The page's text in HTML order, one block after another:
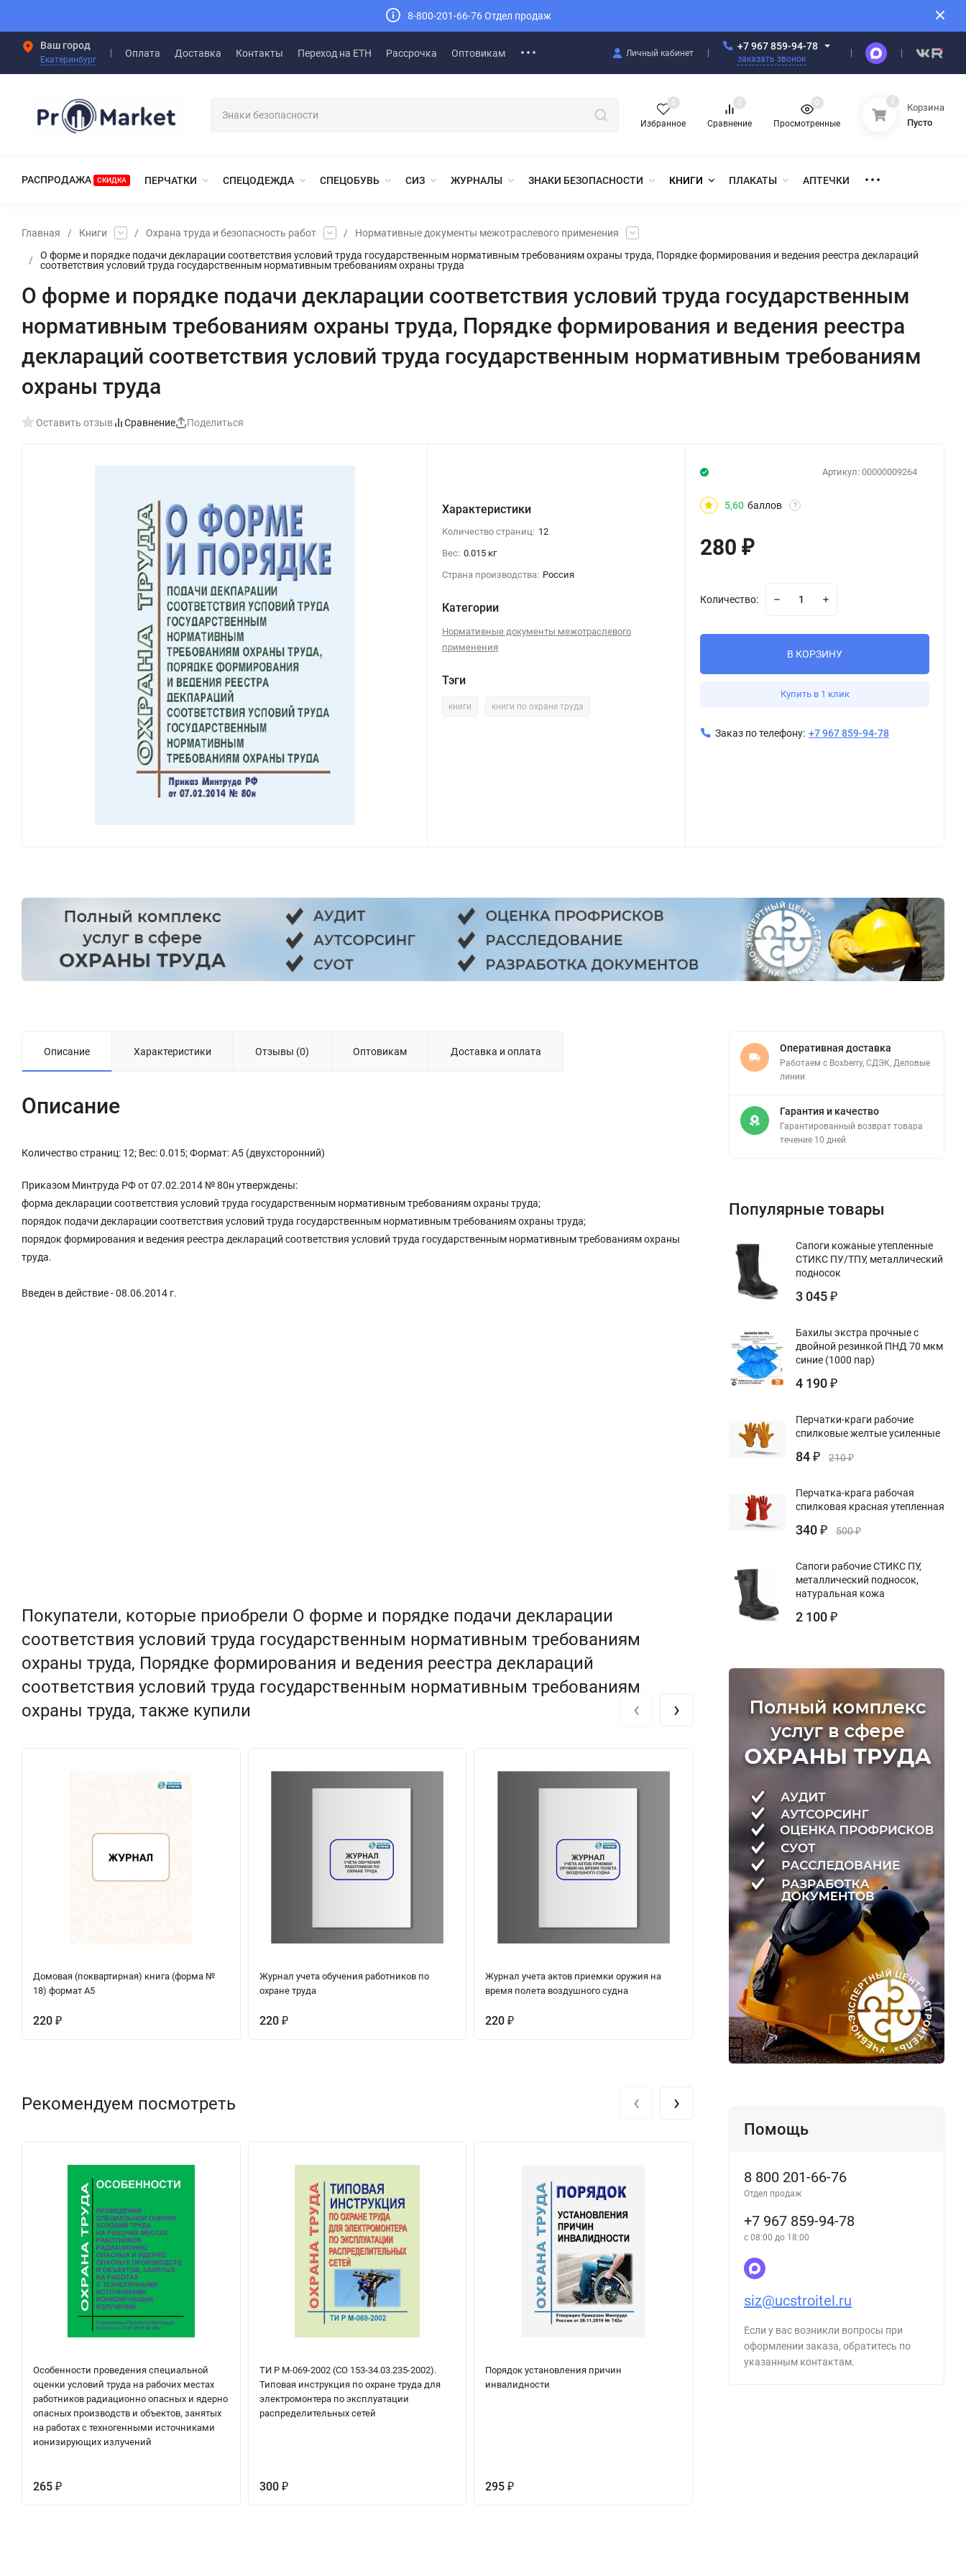
8-800-201-66-76 Отдел продаж
Ваш город
Екатеринбург
Оплата Доставка Контакты Переход на ЕТН Рассрочка Оптовикам Личный кабинет
+7 967 859-94-78
заказать звонок
Избранное
0
Сравнение
0
Просмотренные
0 0
Корзина
Пусто
РАСПРОДАЖА СКИДКА ПЕРЧАТКИ СПЕЦОДЕЖДА СПЕЦОБУВЬ СИЗ ЖУРНАЛЫ ЗНАКИ БЕЗОПАСНОСТИ КНИГИ ПЛАКАТЫ АПТЕЧКИ
Главная / Книги / Охрана труда и безопасность работ / Нормативные документы межотраслевого применения
/
О форме и порядке подачи декларации соответствия условий труда государственным нормативным требованиям охраны труда, Порядке формирования и ведения реестра деклараций
соответствия условий труда государственным нормативным требованиям охраны труда
О форме и порядке подачи декларации соответствия условий труда государственным
нормативным требованиям охраны труда, Порядке формирования и ведения реестра
деклараций соответствия условий труда государственным нормативным требованиям
охраны труда
Оставить отзыв Сравнение Поделиться
Характеристики
Количество страниц: 12
Вес: 0.015 кг
Страна производства: Россия
Категории
Нормативные документы межотраслевого
применения
Тэги
книги книги по охране труда
Артикул: 00000009264
5,60 баллов ?
280₽
Количество:
В КОРЗИНУ
Купить в 1 клик
Заказ по телефону: +7 967 859-94-78
Описание Характеристики Отзывы (0) Оптовикам Доставка и оплата
Описание
Количество страниц: 12; Вес: 0.015; Формат: А5 (двухсторонний)
Приказом Минтруда РФ от 07.02.2014 № 80н утверждены:
форма декларации соответствия условий труда государственным нормативным требованиям охраны труда;
порядок подачи декларации соответствия условий труда государственным нормативным требованиям охраны труда;
порядок формирования и ведения реестра деклараций соответствия условий труда государственным нормативным требованиям охраны
труда.
Введен в действие - 08.06.2014 г.
Покупатели, которые приобрели О форме и порядке подачи декларации
соответствия условий труда государственным нормативным требованиям
охраны труда, Порядке формирования и ведения реестра деклараций
соответствия условий труда государственным нормативным требованиям
охраны труда, также купили
Домовая (поквартирная) книга (форма №
18) формат А5
220 ₽
Журнал учета обучения работников по
охране труда
220 ₽
Журнал учета актов приемки оружия на
время полета воздушного судна
220₽
Журнал учета инфекционных заболеваний,
форма № 060/у
220₽ 220
‹ ›
Рекомендуем посмотреть
Особенности проведения специальной
оценки условий труда на рабочих местах
работников радиационно опасных и ядерно
опасных производств и объектов, занятых
на работах с техногенными источниками
ионизирующих излучений
265 ₽
ТИ Р М-069-2002 (СО 153-34.03.235-2002).
Типовая инструкция по охране труда для
электромонтера по эксплуатации
распределительных сетей
300 ₽
Порядок установления причин
инвалидности
295₽
Порядок проведения предсменных,
‹ ›
Оперативная доставка
Работаем с Boxberry, СДЭК, Деловые
линии
Гарантия и качество
Гарантированный возврат товара
течение 10 дней
Популярные товары
Сапоги кожаные утепленные
СТИКС ПУ/ТПУ, металлический
подносок
3 045 ₽
Бахилы экстра прочные с
двойной резинкой ПНД 70 мкм
синие (1000 пар)
4 190 ₽
Перчатки-краги рабочие
спилковые желтые усиленные
84 ₽ 210₽
Перчатка-крага рабочая
спилковая красная утепленная
340 ₽ 500₽
Сапоги рабочие СТИКС ПУ,
металлический подносок,
натуральная кожа
2 100 ₽
Помощь
8 800 201-66-76
Отдел продаж
+7 967 859-94-78
с 08:00 до 18:00
siz@ucstroitel.ru
Если у вас возникли вопросы при
оформлении заказа, обратитесь по
указанным контактам.